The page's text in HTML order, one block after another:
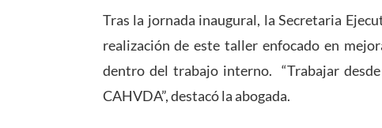
Tras la jornada inaugural, la Secretaria
realización de este taller enfocado en
dentro del trabajo interno. “Trabajar
CAHVDA”, destacó la abogada.